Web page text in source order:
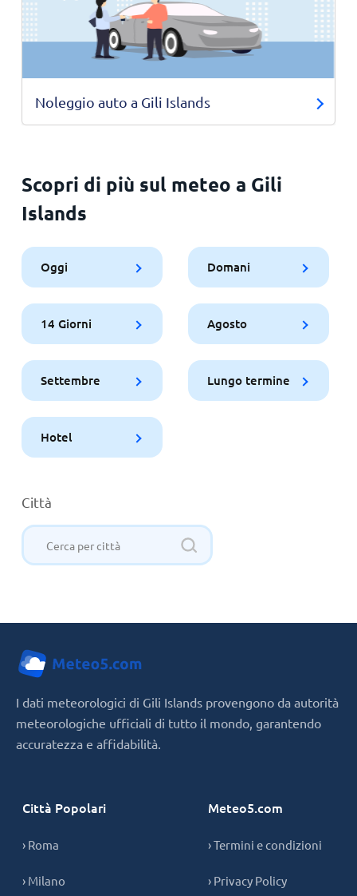
Noleggio auto a Gili Islands
Scopri di più sul meteo a Gili
Islands
Oggi Domani
14 Giorni Agosto
Settembre Lungo termine
Hotel
Città
I dati meteorologici di Gili Islands provengono da autorità
meteorologiche ufficiali di tutto il mondo, garantendo
accuratezza e affidabilità.
Città Popolari
› Roma
› Milano
Meteo5.com
› Termini e condizioni
› Privacy Policy